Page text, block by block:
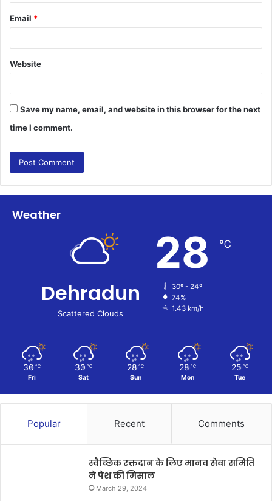
Email *
Website
Save my name, email, and website in this browser for the next
time I comment.
Weather
Dehradun
Scattered Clouds
28 ℃
30º - 24º
74%
1.43 km/h
30 ℃
Fri
30 ℃
Sat
28 ℃
Sun
28 ℃
Mon
25 ℃
Tue
Popular Recent Comments
स्वैच्छिक रक्तदान के लिए मानव सेवा समिति
ने पेश की मिसाल
March 29, 2024